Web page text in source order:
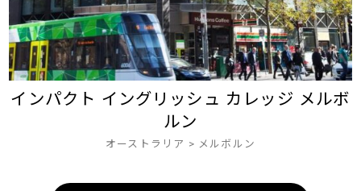
インパクト イングリッシュ カレッジ メルボ
ルン
オーストラリア > メルボルン